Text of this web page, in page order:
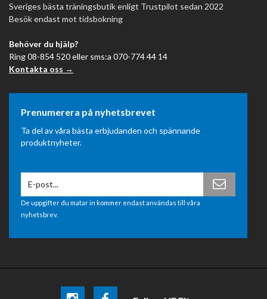
Sveriges bästa träningsbutik enligt Trustpilot sedan 2022
Besök endast mot tidsbokning
Behöver du hjälp?
Ring 08-854 520 eller sms:a 070-774 44 14
Kontakta oss →
Prenumerera på nyhetsbrevet
Ta del av våra bästa erbjudanden och spännande
produktnyheter.
De uppgifter du matar in kommer endast användas till våra
nyhetsbrev.